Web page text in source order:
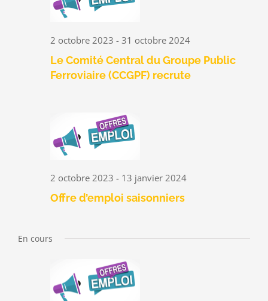
Le Comité Central du Groupe Public
Ferroviaire (CCGPF) recrute
2 octobre 2023 -31 octobre 2024
Offre d’emploi saisonniers
2 octobre 2023 - 13 janvier 2024
En cours